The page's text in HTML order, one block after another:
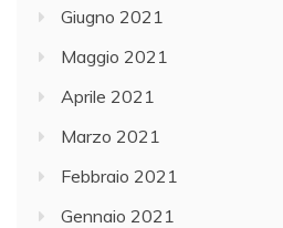
Giugno 2021
Maggio 2021
Aprile 2021
Marzo 2021
Febbraio 2021
Gennaio 2021